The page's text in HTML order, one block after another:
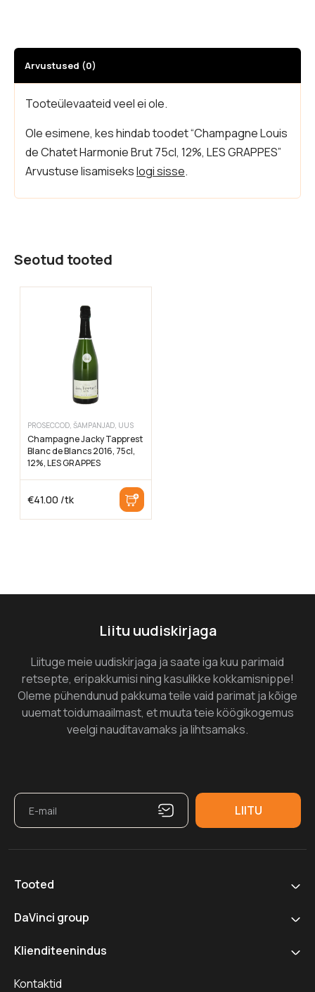
Arvustused (0)
Tooteülevaateid veel ei ole.
Ole esimene, kes hindab toodet “Champagne Louis
de Chatet Harmonie Brut 75cl, 12%, LES GRAPPES”
Arvustuse lisamisekslogi sisse.
Seotud tooted
PROSECCOD, ŠAMPANJAD, UUS
Champagne Jacky Tapprest
Blanc de Blancs 2016, 75cl,
12%, LES GRAPPES
€41.00 /tk
Liitu uudiskirjaga
Liituge meie uudiskirjaga ja saate iga kuu parimaid
retsepte, eripakkumisi ning kasulikke kokkamisnippe!
Oleme pühendunud pakkuma teile vaid parimat ja kõige
uuemat toidumaailmast, et muuta teie köögikogemus
veelgi nauditavamaks ja lihtsamaks.
Tooted
DaVinci group
Klienditeenindus
Kontaktid